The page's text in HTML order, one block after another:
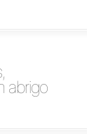
abrigo